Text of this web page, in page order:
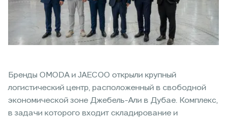
Бренды OMODA и JAECOO открыли крупный
логистический центр, расположенный в свободной
экономической зоне Джебель-Али в Дубае. Комплекс,
в задачи которого входит складирование и